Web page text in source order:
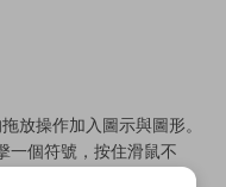
放操作加入圖示與圖形。
一個符號，按住滑鼠不
想把現有圖形移到其他位